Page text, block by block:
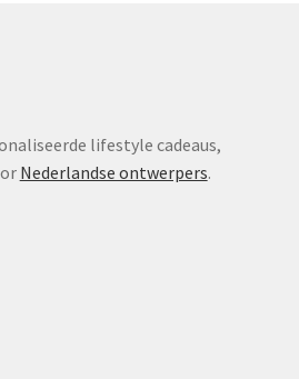
lifestyle cadeaus,
Nederlandse ontwerpers.